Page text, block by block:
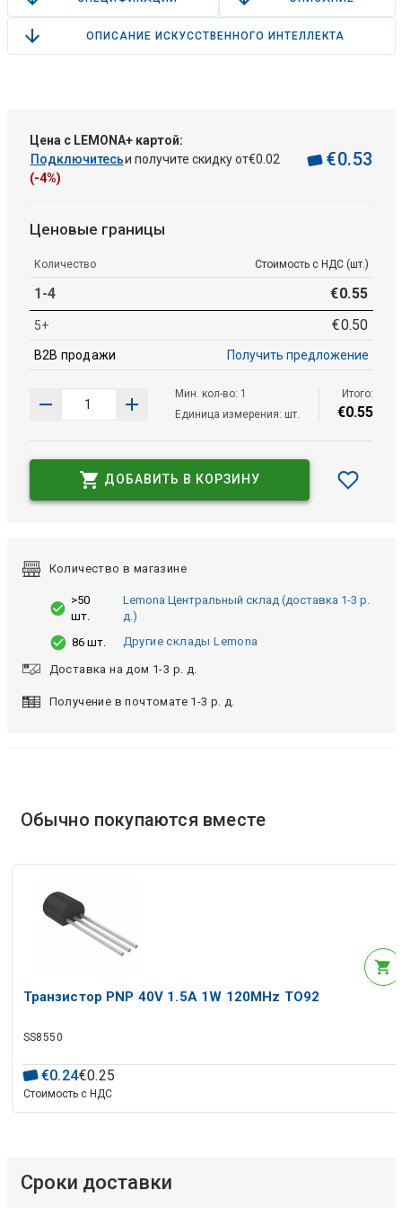
ОПИСАНИЕ ИСКУССТВЕННОГО ИНТЕЛЛЕКТА
Цена с LEMONA+ картой:
Подключитесьи получите скидку от€0 02
(-4%)
€0.53
Ценовые границы
Количество Стоимость с НДС (шт.)
1-4 €0.55
5+ €0.50
B2B продажи Получить предложение
Мин. кол-во: 1
Единица измерения: шт.
Итого:
€0.55
ДОБАВИТЬ В КОРЗИНУ
Количество в магазине
>50
шт.
Lemona Центральный склад (доставка 1-3 р.
д.)
86 шт.
Другие склады Lemona
Доставка на дом 1-3 р. д.
Получение в почтомате 1-3 р. д.
Обычно покупаются вместе
Транзистор PNP 40V 1.5A 1W 120MHz TO92
SS8550
€0.24€0.25
Стоимость с НДС
Сроки доставки